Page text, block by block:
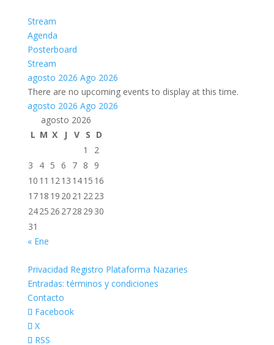
Stream
Agenda
Posterboard
Stream
agosto 2026 Ago 2026
There are no upcoming events to display at this time.
agosto 2026 Ago 2026
agosto 2026
L M X J V S D
1
2
3
4 5 6 7 8
9
10 11 1213 1415 16
1718 19 20 21 2223
2425 26 2728 29 30
31
« Ene
Privacidad Registro Plataforma Nazaries
Entradas: términos y condiciones
Contacto
Facebook
X
RSS